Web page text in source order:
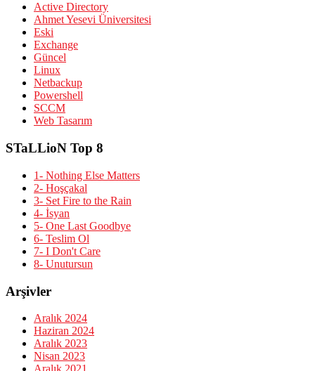
Active Directory
Ahmet Yesevi Üniversitesi
Eski
Exchange
Güncel
Linux
Netbackup
Powershell
SCCM
Web Tasarım
STaLLioN Top 8
1- Nothing Else Matters
2- Hoşçakal
3- Set Fire to the Rain
4- İsyan
5- One Last Goodbye
6- Teslim Ol
7- I Don't Care
8- Unutursun
Arşivler
Aralık 2024
Haziran 2024
Aralık 2023
Nisan 2023